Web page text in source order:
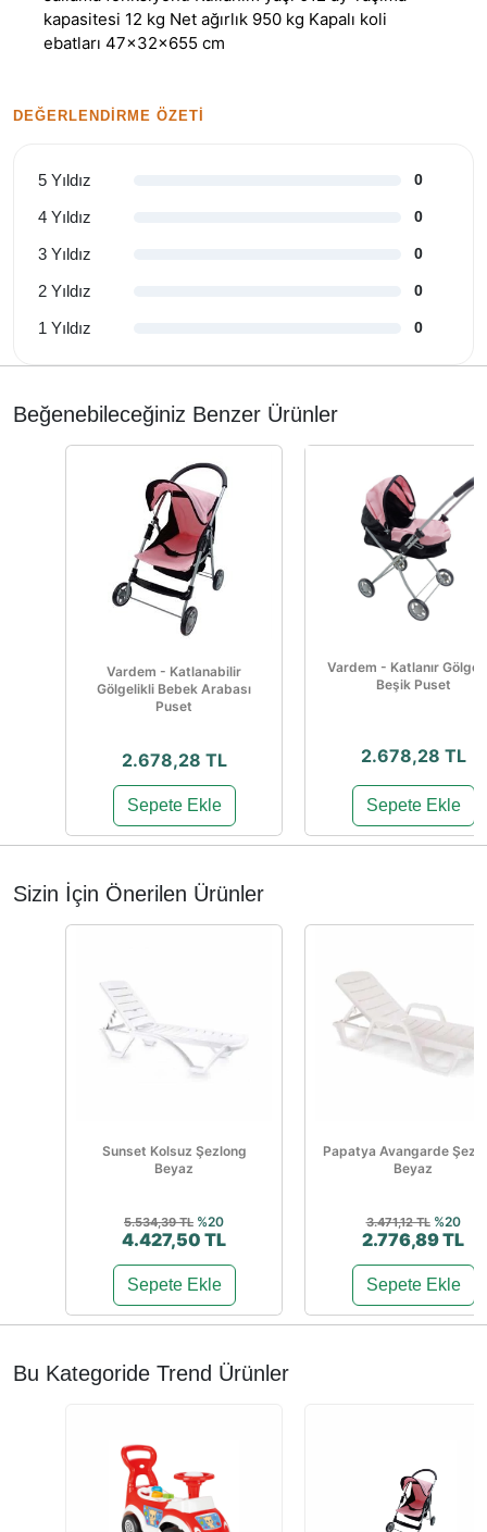
kapasitesi 12 kg Net ağırlık 950 kg Kapalı koli
ebatları 47x32x655 cm
DEĞERLENDIRME ÖZETI
5 Yıldız 0
4 Yıldız 0
3 Yıldız 0
2 Yıldız 0
1 Yıldız 0
Beğenebileceğiniz Benzer Ürünler
Vardem - Katlanabilir
Gölgelikli Bebek Arabası
Puset
2.678,28 TL
Sepete Ekle
Vardem - Katlanır
Beşik Puset
2.678,28 TL
Sepete Ekle
Sizin İçin Önerilen Ürünler
Sunset Kolsuz Şezlong
Beyaz
5.534,39 TL %20
4.427,50 TL
Sepete Ekle
Papatya Avangarde
Beyaz
3.471,12 TL %20
2.776,89 TL
Sepete Ekle
Bu Kategoride Trend Ürünler